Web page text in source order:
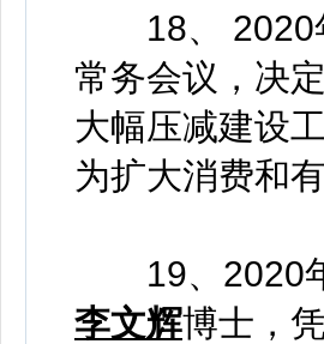
18、 2020年
常务会议，决
大幅压减建设
为扩大消费和
19、2020年
李文辉博士，